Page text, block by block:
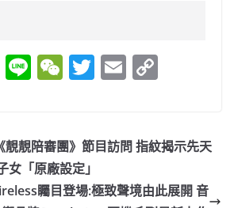
W
s
A
p
Li W
h
at
T
er
E
l y
n
靚靚陪審團》節目訪問 指紋揭示先天
女「原廠設定」
矚目登場:極致聲境由此展開 音